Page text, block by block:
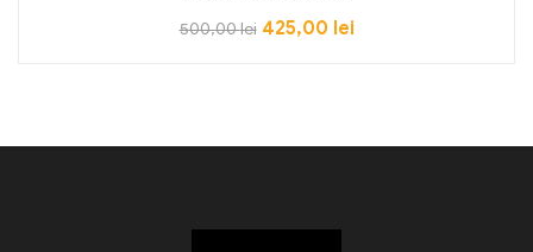
500,00lei 425,00 lei